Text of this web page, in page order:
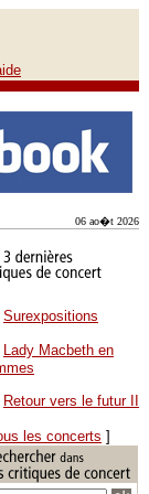
06 ao�t 2026
Surexpositions
Lady Macbeth en
Retour vers le futur II
les concerts ]